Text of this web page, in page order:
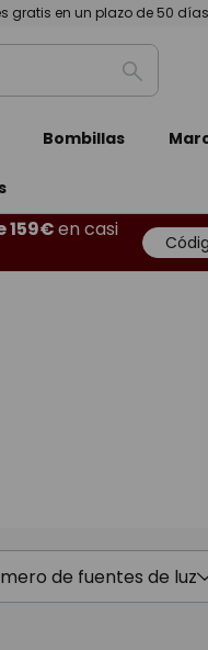
gratis en un plazo de 50 días
Buscar
Bombillas
159€en casi
de fuentes de luz